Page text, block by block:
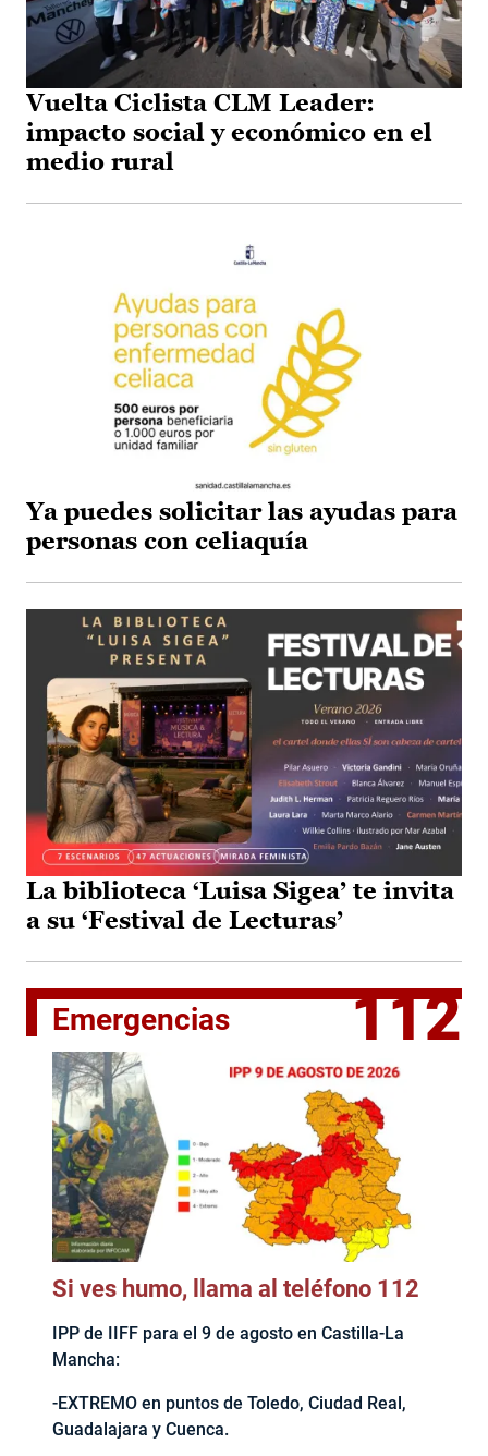
Vuelta Ciclista CLM Leader:
impacto social y económico en el
medio rural
Ya puedes solicitar las ayudas para
personas con celiaquía
La biblioteca ‘Luisa Sigea’ te invita
a su ‘Festival de Lecturas’
Emergencias 112
Si ves humo, llama al teléfono 112
IPP de IIFF para el 9 de agosto en Castilla-La
Mancha:
-EXTREMO en puntos de Toledo, Ciudad Real,
Guadalajara y Cuenca.